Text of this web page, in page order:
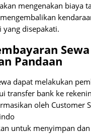
mengenakan biaya
yang disepakati.
Pandaan
dapat melakukan
transfer bank ke
oleh Customer
untuk menyimpan